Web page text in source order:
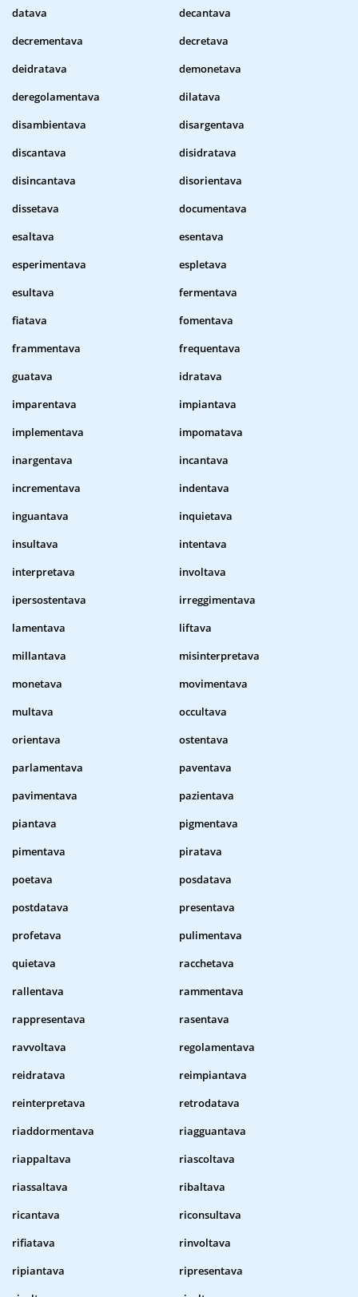
datava
decantava
decrementava
decretava
deidratava
demonetava
deregolamentava
dilatava
disambientava
disargentava
discantava
disidratava
disincantava
disorientava
dissetava
documentava
esaltava
esentava
esperimentava
espletava
esultava
fermentava
fiatava
fomentava
frammentava
frequentava
guatava
idratava
imparentava
impiantava
implementava
impomatava
inargentava
incantava
incrementava
indentava
inguantava
inquietava
insultava
intentava
interpretava
involtava
ipersostentava
irreggimentava
lamentava
liftava
millantava
misinterpretava
monetava
movimentava
multava
occultava
orientava
ostentava
parlamentava
paventava
pavimentava
pazientava
piantava
pigmentava
pimentava
piratava
poetava
posdatava
postdatava
presentava
profetava
pulimentava
quietava
racchetava
rallentava
rammentava
rappresentava
rasentava
ravvoltava
regolamentava
reidratava
reimpiantava
reinterpretava
retrodatava
riaddormentava
riagguantava
riappaltava
riascoltava
riassaltava
ribaltava
ricantava
riconsultava
rifiatava
rinvoltava
ripiantava
ripresentava